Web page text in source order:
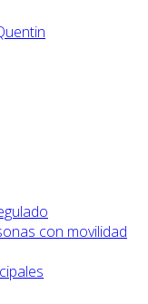
con movilidad